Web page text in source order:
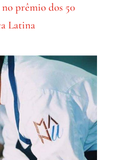
prêmio dos 50
Latina